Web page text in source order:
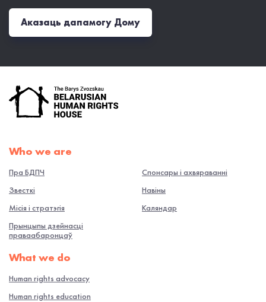
Аказаць дапамогу Дому
Who we are
Пра БДПЧ
Звесткі
Місія і стратэгія
Прынцыпы дзейнасці
праваабаронцаў
Спонсары і ахвяраванні
Навiны
Каляндар
What we do
Human rights advocacy
Human rights education